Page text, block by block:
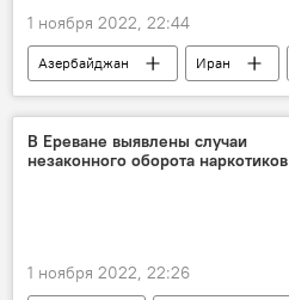
1 ноября 2022, 22:44
Азербайджан Иран
спецслужбы
Баку
В Ереване выявлены случаи
незаконного оборота наркотиков
1 ноября 2022, 22:26